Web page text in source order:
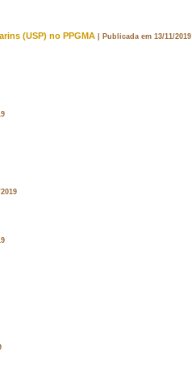
(USP) no PPGMA | Publicada em 13/11/2019